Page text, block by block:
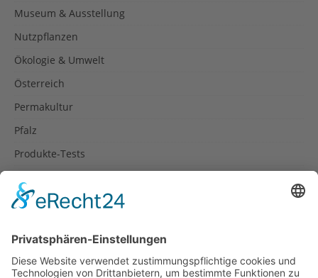
Museum & Ausstellung
Nutzpflanzen
Ökologie & Umwelt
Österreich
Permakultur
Pfalz
Produkte-Tests
Rezepte
Spanien
Südtirol